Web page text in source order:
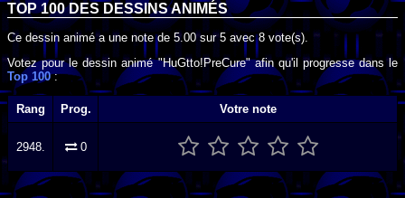
TOP 100 DES DESSINS ANIMÉS
Ce dessin animé a une note de 5.00sur5 avec8 vote(s).
Votez pour le dessin animé "HuGtto!PreCure" afin qu'il progresse dans le
Top 100:
Rang Prog. Votre note
2948. 0